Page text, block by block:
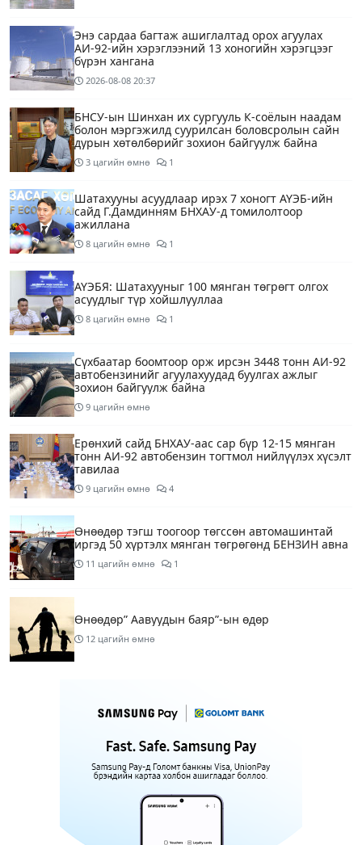
Энэ сардаа багтаж ашиглалтад орох агуулах
АИ-92-ийн хэрэглээний 13 хоногийн хэрэгцээг
бүрэн хангана
2026-08-08 20:37
БНСУ-ын Шинхан их сургууль К-соёлын наадам
болон мэргэжилд суурилсан боловсролын сайн
дурын хөтөлбөрийг зохион байгуулж байна
3 цагийн өмнө 1
Шатахууны асуудлаар ирэх 7 хоногт АҮЭБ-ийн
сайд Г.Дамдинням БНХАУ-д томилолтоор
ажиллана
8 цагийн өмнө 1
АҮЭБЯ: Шатахууныг 100 мянган төгрөгт олгох
асуудлыг түр хойшлууллаа
8 цагийн өмнө 1
Сүхбаатар боомтоор орж ирсэн 3448 тонн АИ-92
автобензинийг агуулахуудад буулгах ажлыг
зохион байгуулж байна
9 цагийн өмнө
Ерөнхий сайд БНХАУ-аас сар бүр 12-15 мянган
тонн АИ-92 автобензин тогтмол нийлүүлэх хүсэлт
тавилаа
9 цагийн өмнө 4
Өнөөдөр тэгш тоогоор төгссөн автомашинтай
иргэд 50 хүртэлх мянган төгрөгөнд БЕНЗИН авна
11 цагийн өмнө 1
Өнөөдөр” Аавуудын баяр”-ын өдөр
12 цагийн өмнө
Улаанбаатарт 31 хэм дулаан байна
14 цагийн өмнө
МАРГААШ: Улаанбаатарт 31 хэм дулаан байна
1 өдрийн өмнө